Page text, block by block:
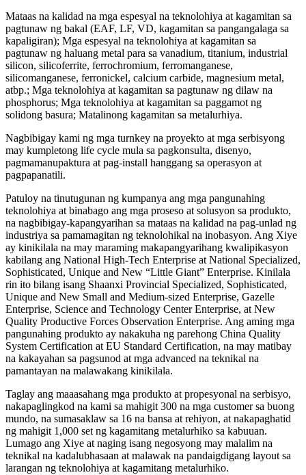
Mataas na kalidad na mga espesyal na teknolohiya at kagamitan sa
pagtunaw ng bakal (EAF, LF, VD, kagamitan sa pangangalaga sa
kapaligiran); Mga espesyal na teknolohiya at kagamitan sa
pagtunaw ng haluang metal para sa vanadium, titanium, industrial
silicon, silicoferrite, ferrochromium, ferromanganese,
silicomanganese, ferronickel, calcium carbide, magnesium metal,
atbp.; Mga teknolohiya at kagamitan sa pagtunaw ng dilaw na
phosphorus; Mga teknolohiya at kagamitan sa paggamot ng
solidong basura; Matalinong kagamitan sa metalurhiya.
Nagbibigay kami ng mga turnkey na proyekto at mga serbisyong
may kumpletong life cycle mula sa pagkonsulta, disenyo,
pagmamanupaktura at pag-install hanggang sa operasyon at
pagpapanatili.
Patuloy na tinutugunan ng kumpanya ang mga pangunahing
teknolohiya at binabago ang mga proseso at solusyon sa produkto,
na nagbibigay-kapangyarihan sa mataas na kalidad na pag-unlad ng
industriya sa pamamagitan ng teknolohikal na inobasyon. Ang Xiye
ay kinikilala na may maraming makapangyarihang kwalipikasyon
kabilang ang National High-Tech Enterprise at National Specialized,
Sophisticated, Unique and New “Little Giant” Enterprise. Kinilala
rin ito bilang isang Shaanxi Provincial Specialized, Sophisticated,
Unique and New Small and Medium-sized Enterprise, Gazelle
Enterprise, Science and Technology Center Enterprise, at New
Quality Productive Forces Observation Enterprise. Ang aming mga
pangunahing produkto ay nakakuha ng parehong China Quality
System Certification at EU Standard Certification, na may matibay
na kakayahan sa pagsunod at mga advanced na teknikal na
pamantayan na malawakang kinikilala.
Taglay ang maaasahang mga produkto at propesyonal na serbisyo,
nakapaglingkod na kami sa mahigit 300 na mga customer sa buong
mundo, na sumasaklaw sa 16 na bansa at rehiyon, at nakapaghatid
ng mahigit 1,000 set ng kagamitang metalurhiko sa kabuuan.
Lumago ang Xiye at naging isang negosyong may malalim na
teknikal na kadalubhasaan at malawak na pandaigdigang layout sa
larangan ng teknolohiya at kagamitang metalurhiko.